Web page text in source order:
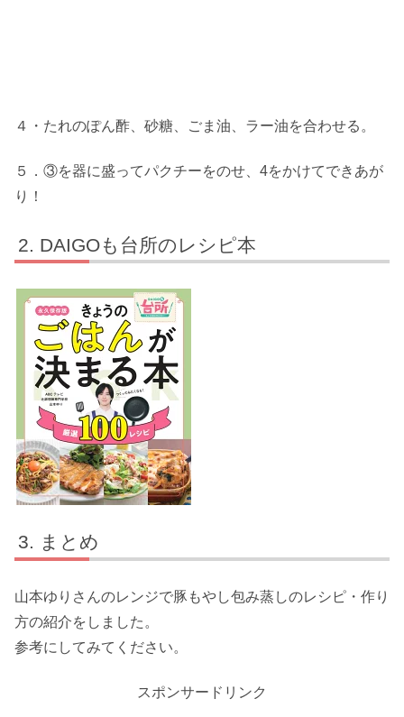
４・たれのぽん酢、砂糖、ごま油、ラー油を合わせる。
５．③を器に盛ってパクチーをのせ、4をかけてできあが
り！
DAIGOも台所のレシピ本
まとめ
山本ゆりさんのレンジで豚もやし包み蒸しのレシピ・作り
方の紹介をしました。
参考にしてみてください。
スポンサードリンク